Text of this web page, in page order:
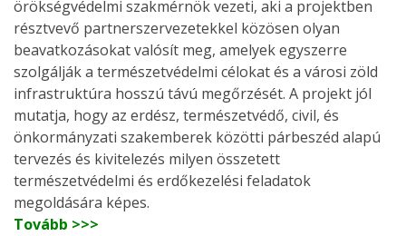
örökségvédelmi szakmérnök vezeti, aki a projektben
résztvevő partnerszervezetekkel közösen olyan
beavatkozásokat valósít meg, amelyek egyszerre
szolgálják a természetvédelmi célokat és a városi zöld
infrastruktúra hosszú távú megőrzését. A projekt jól
mutatja, hogy az erdész, természetvédő, civil, és
önkormányzati szakemberek közötti párbeszéd alapú
tervezés és kivitelezés milyen összetett
természetvédelmi és erdőkezelési feladatok
megoldására képes.
Tovább >>>